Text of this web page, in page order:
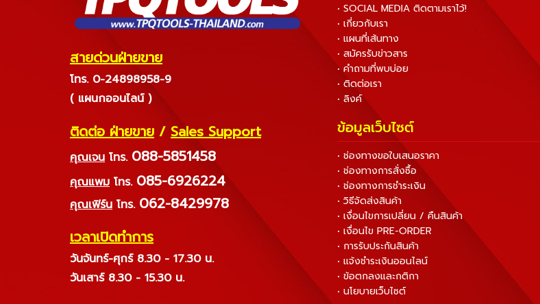
สายด่วนฝ่ายขาย
โทร. 0-24898958-9
( แผนกออนไลน์ )
ติดต่อ ฝ่ายขาย / Sales Support
คุณเจน โทร. 088-5851458
คุณแพม โทร. 085-6926224
คุณเฟิร์น โทร. 062-8429978
เวลาเปิดทำการ
วันจันทร์-ศุกร์ 8.30 - 17.30 น.
วันเสาร์ 8.30 - 15.30 น.
• SOCIAL MEDIA ติดตามเราไว้!
• เกี่ยวกับเรา
• แผนที่เส้นทาง
• สมัครรับข่าวสาร
• คำถามที่พบบ่อย
• ติดต่อเรา
• ลิงค์
ข้อมูลเว็บไซต์
• ช่องทางขอใบเสนอราคา
• ช่องทางการสั่งซื้อ
• ช่องทางการชำระเงิน
• วิธีจัดส่งสินค้า
• เงื่อนไขการเปลี่ยน / คืนสินค้า
• เงื่อนไข PRE-ORDER
• การรับประกันสินค้า
• แจ้งชำระเงินออนไลน์
• ข้อตกลงและกติกา
• นโยบายเว็บไซต์